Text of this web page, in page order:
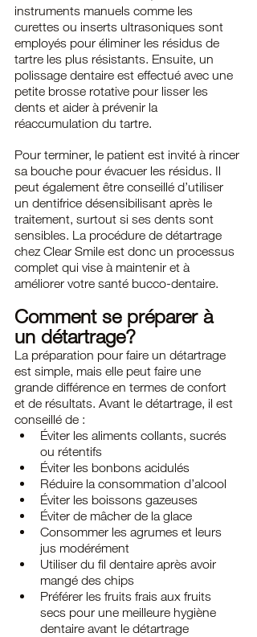
instruments manuels comme les
curettes ou inserts ultrasoniques sont
employés pour éliminer les résidus de
tartre les plus résistants. Ensuite, un
polissage dentaire est effectué avec une
petite brosse rotative pour lisser les
dents et aider à prévenir la
réaccumulation du tartre.
Pour terminer, le patient est invité à rincer
sa bouche pour évacuer les résidus. Il
peut également être conseillé d’utiliser
un dentifrice désensibilisant après le
traitement, surtout si ses dents sont
sensibles. La procédure de détartrage
chez Clear Smile est donc un processus
complet qui vise à maintenir et à
améliorer votre santé bucco-dentaire.
Comment se préparer à
un détartrage?
La préparation pour faire un détartrage
est simple, mais elle peut faire une
grande différence en termes de confort
et de résultats. Avant le détartrage, il est
conseillé de :
Éviter les aliments collants, sucrés
ou rétentifs
Éviter les bonbons acidulés
Réduire la consommation d’alcool
Éviter les boissons gazeuses
Éviter de mâcher de la glace
Consommer les agrumes et leurs
jus modérément
Utiliser du fil dentaire après avoir
mangé des chips
Préférer les fruits frais aux fruits
secs pour une meilleure hygiène
dentaire avant le détartrage